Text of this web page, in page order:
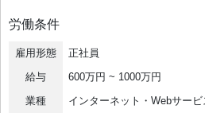
労働条件
雇用形態
正社員
給与
600万円 ~ 1000万円
業種
インターネット・Webサービ